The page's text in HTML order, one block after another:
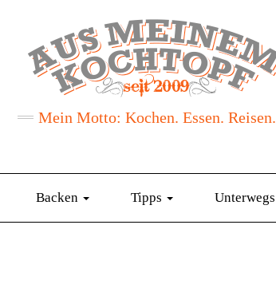
Mein Motto: Kochen. Essen. Reisen.
Backen Tipps Unterwegs